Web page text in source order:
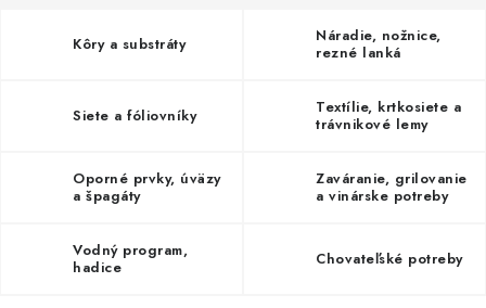
KVETY A BYLINKY
SADIVÁ
Kôry a substráty
Náradie, nožnice,
rezné lanká
Siete a fóliovníky
Textílie, krtkosiete a
trávnikové lemy
Oporné prvky, úväzy
a špagáty
Zaváranie, grilovanie
a vinárske potreby
Vodný program,
hadice
Chovateľské potreby